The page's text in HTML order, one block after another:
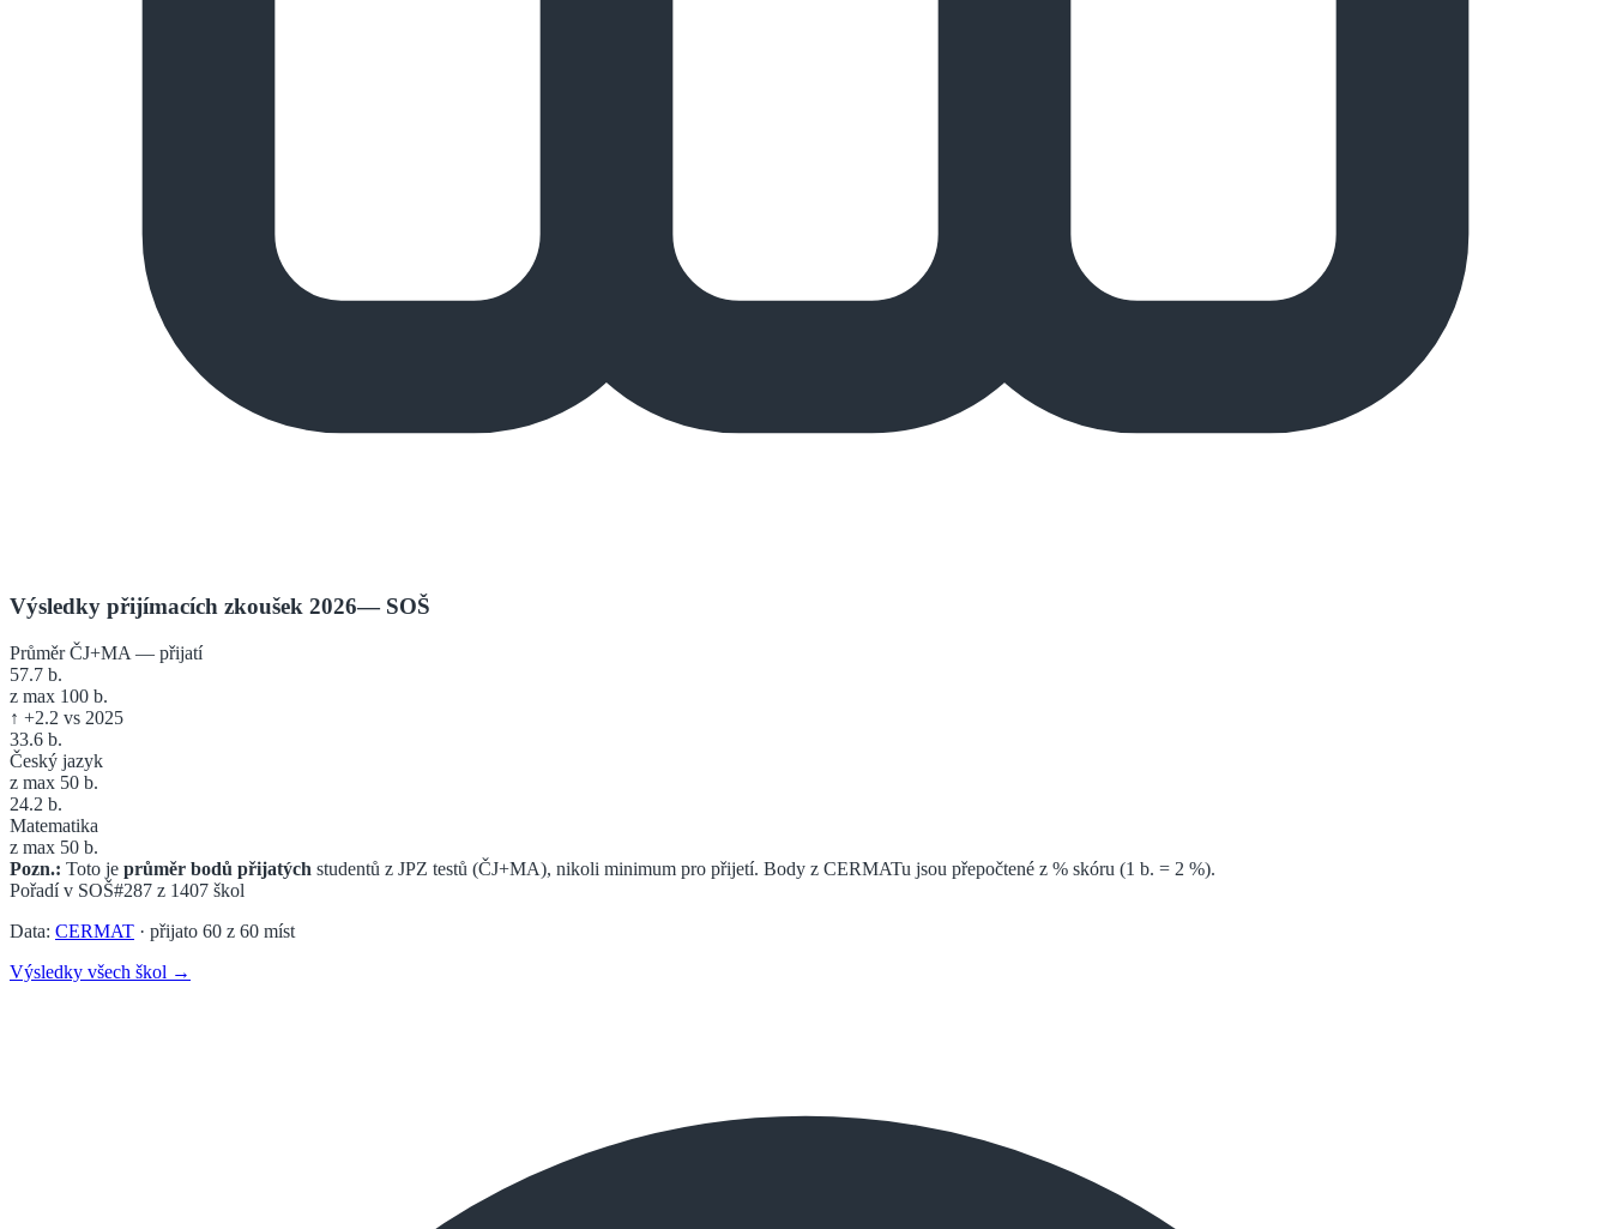
Výsledky přijímacích zkoušek 2026— SOŠ
Průměr ČJ+MA — přijatí
57.7 b.
z max 100 b.
↑ +2.2 vs 2025
33.6 b.
Český jazyk
z max 50 b.
24.2 b.
Matematika
z max 50 b.
Pozn.: Toto je průměr bodů přijatých studentů z JPZ testů (ČJ+MA), nikoli minimum pro přijetí. Body z CERMATu jsou přepočtené z % skóru (1 b. = 2 %).
Pořadí v SOŠ#287 z 1407 škol
Data: CERMAT · přijato 60 z 60 míst
Výsledky všech škol →